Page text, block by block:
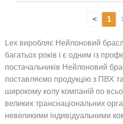
< 1
Lex виробляє Нейлоновий
багатьох років і є одним із
постачальників Нейлоновий
поставляємо продукцію з ПВХ
широкому колу компаній по
великих транснаціональних
невеликими індивідуальними